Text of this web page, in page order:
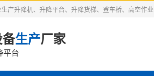
升降机、升降平台、升降货梯、登车桥、高空作业
生产厂家
平台